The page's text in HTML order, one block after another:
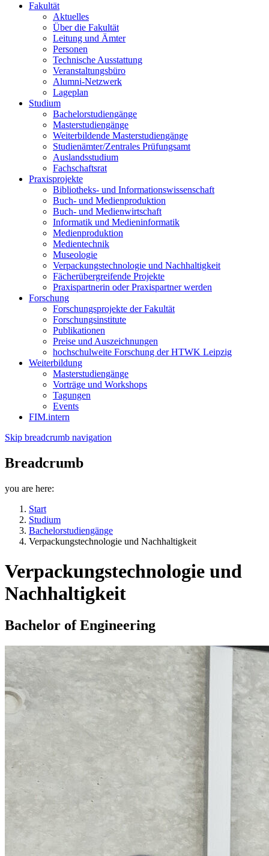
Fakultät
Aktuelles
Über die Fakultät
Leitung und Ämter
Personen
Technische Ausstattung
Veranstaltungsbüro
Alumni-Netzwerk
Lageplan
Studium
Bachelorstudiengänge
Masterstudiengänge
Weiterbildende Masterstudiengänge
Studienämter/Zentrales Prüfungsamt
Auslandsstudium
Fachschaftsrat
Praxisprojekte
Bibliotheks- und Informationswissenschaft
Buch- und Medienproduktion
Buch- und Medienwirtschaft
Informatik und Medieninformatik
Medienproduktion
Medientechnik
Museologie
Verpackungstechnologie und Nachhaltigkeit
Fächerübergreifende Projekte
Praxispartnerin oder Praxispartner werden
Forschung
Forschungsprojekte der Fakultät
Forschungsinstitute
Publikationen
Preise und Auszeichnungen
hochschulweite Forschung der HTWK Leipzig
Weiterbildung
Masterstudiengänge
Vorträge und Workshops
Tagungen
Events
FIM.intern
Skip breadcrumb navigation
Breadcrumb
you are here:
Start
Studium
Bachelorstudiengänge
Verpackungstechnologie und Nachhaltigkeit
Verpackungstechnologie und
Nachhaltigkeit
Bachelor of Engineering